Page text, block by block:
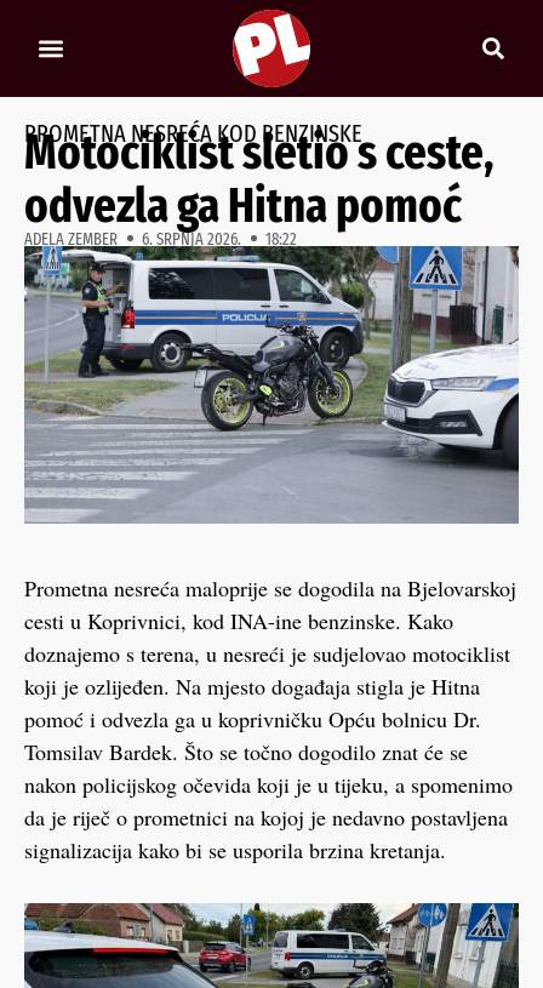
PROMETNA NESREĆA KOD BENZINSKE
Motociklist sletio s ceste,
odvezla ga Hitna pomoć
ADELA ZEMBER 6. SRPNJA 2026. 18:22
Prometna nesreća maloprije se dogodila na Bjelovarskoj
cesti u Koprivnici, kod INA-ine benzinske. Kako
doznajemo s terena, u nesreći je sudjelovao motociklist
koji je ozlijeđen. Na mjesto događaja stigla je Hitna
pomoć i odvezla ga u koprivničku Opću bolnicu Dr.
Tomsilav Bardek. Što se točno dogodilo znat će se
nakon policijskog očevida koji je u tijeku, a spomenimo
da je riječ o prometnici na kojoj je nedavno postavljena
signalizacija kako bi se usporila brzina kretanja.